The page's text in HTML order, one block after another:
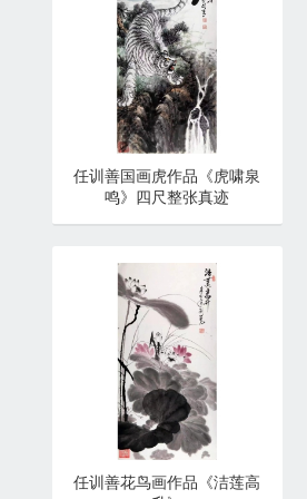
任训善国画虎作品《虎啸泉
鸣》四尺整张真迹
任训善花鸟画作品《洁莲高